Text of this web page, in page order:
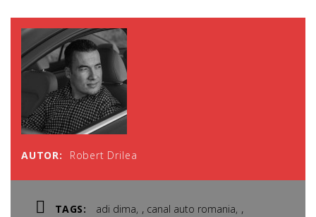
AUTOR: Robert Drilea
TAGS: adi dima , canal auto romania ,